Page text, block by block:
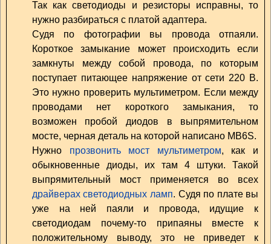
Так как светодиоды и резисторы исправны, то
нужно разбираться с платой адаптера.
Судя по фотографии вы провода отпаяли.
Короткое замыкание может происходить если
замкнуты между собой провода, по которым
поступает питающее напряжение от сети 220 В.
Это нужно проверить мультиметром. Если между
проводами нет короткого замыкания, то
возможен пробой диодов в выпрямительном
мосте, черная деталь на которой написано MB6S.
Нужно прозвонить мост мультиметром, как и
обыкновенные диоды, их там 4 штуки. Такой
выпрямительный мост применяется во всех
драйверах светодиодных ламп. Судя по плате вы
уже на ней паяли и провода, идущие к
светодиодам почему-то припаяны вместе к
положительному выводу, это не приведет к